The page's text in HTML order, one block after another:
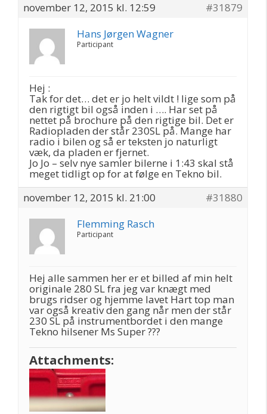
november 12, 2015 kl. 12:59
#31879
Hans Jørgen Wagner
Participant
Hej :
Tak for det… det er jo helt vildt ! lige som på
den rigtigt bil også inden i …. Har set på
nettet på brochure på den rigtige bil. Det er
Radiopladen der står 230SL på. Mange har
radio i bilen og så er teksten jo naturligt
væk, da pladen er fjernet.
Jo Jo – selv nye samler bilerne i 1:43 skal stå
meget tidligt op for at følge en Tekno bil.
november 12, 2015 kl. 21:00
#31880
Flemming Rasch
Participant
Hej alle sammen her er et billed af min helt
originale 280 SL fra jeg var knægt med
brugs ridser og hjemme lavet Hart top man
var også kreativ den gang når men der står
230 SL på instrumentbordet i den mange
Tekno hilsener Ms Super ???
Attachments: